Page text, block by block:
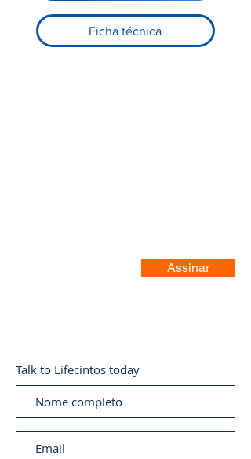
Ficha técnica
Assinar
Talk to Lifecintos today